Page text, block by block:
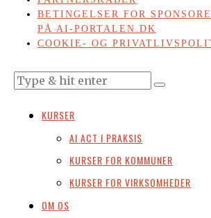
BETINGELSER FOR
PÅ AI-PORTALEN.DK
COOKIE- OG
KURSER
AI ACT I PRAKSIS
KURSER FOR KOMMUNER
KURSER FOR VIRKSOMHEDER
OM OS